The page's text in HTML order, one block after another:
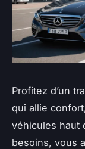
Profitez d’un
qui allie
véhicules haut
besoins, vous